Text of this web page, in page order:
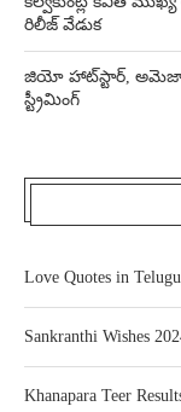
రిలీజ్ వేడుక
జియో హాట్‌స్టార్, అమెజాన్
స్ట్రీమింగ్
Love Quotes in Telugu
Sankranthi Wishes
Khanapara Teer